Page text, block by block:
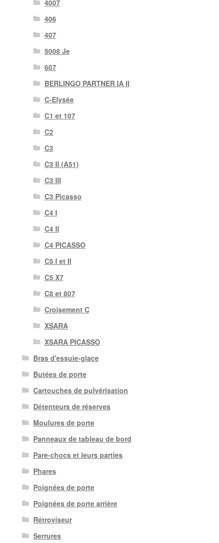
4007
406
407
5008 Je
607
BERLINGO PARTNER IA II
C-Elysée
C1 et 107
C2
C3
C3 II (A51)
C3 III
C3 Picasso
C4 I
C4 II
C4 PICASSO
C5 I et II
C5 X7
C8 et 807
Croisement C
XSARA
XSARA PICASSO
Bras d'essuie-glace
Butées de porte
Cartouches de pulvérisation
Détenteurs de réserves
Moulures de porte
Panneaux de tableau de bord
Pare-chocs et leurs parties
Phares
Poignées de porte
Poignées de porte arrière
Rétroviseur
Serrures